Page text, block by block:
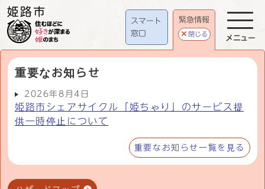
スマート
窓口
緊急情報
閉じる
重要なお知らせ
2026年8月4日
姫路市シェアサイクル「姫ちゃり」のサービス提
供一時停止について
重要なお知らせ一覧を見る
メニュー